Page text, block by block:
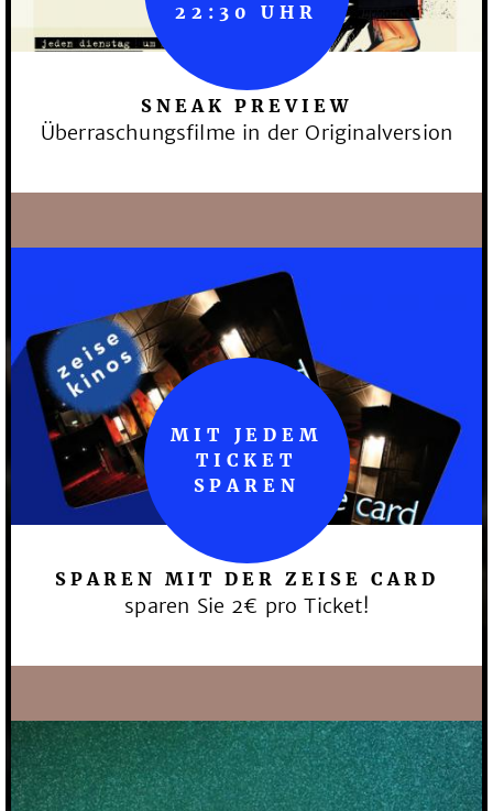
SNEAK PREVIEW
Überraschungsfilme in der Originalversion
22:30 UHR
SPAREN MIT DER ZEISE CARD
sparen Sie 2€ pro Ticket!
MIT JEDEM
TICKET
SPAREN